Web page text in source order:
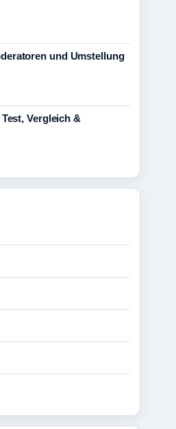
und Umstellung
Vergleich &